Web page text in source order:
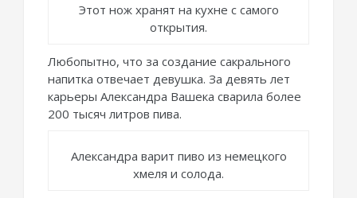
Этот нож хранят на кухне с самого
открытия.
Любопытно, что за создание сакрального
напитка отвечает девушка. За девять лет
карьеры Александра Вашека сварила более
200 тысяч литров пива.
Александра варит пиво из немецкого
хмеля и солода.